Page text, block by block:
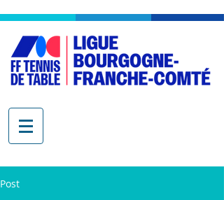
Post